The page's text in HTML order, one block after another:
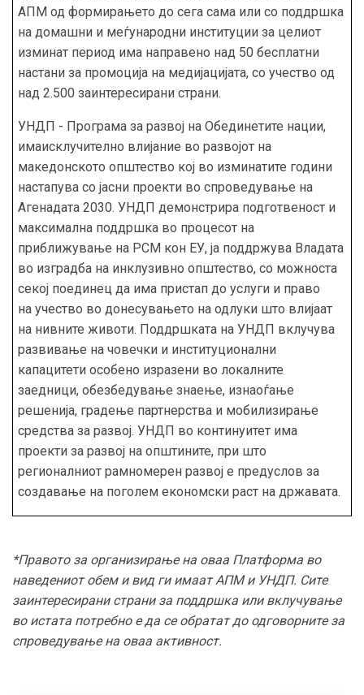
АПМ од формирањето до сега сама или со поддршка
на домашни и меѓународни институции за целиот
изминат период има направено над 50 бесплатни
настани за промоција на медијацијата, со учество од
над 2.500 заинтересирани страни.
УНДП - Програма за развој на Обединетите нации,
имаисклучително влијание во развојот на
македонското општество кој во изминатите години
настапува со јасни проекти во спроведување на
Агенадата 2030. УНДП демонстрира подготвеност и
максимална поддршка во процесот на
приближување на РСМ кон ЕУ, ја поддржува Владата
во изградба на инклузивно општество, со можноста
секој поединец да има пристап до услуги и право
на учество во донесувањето на одлуки што влијаат
на нивните животи. Поддршката на УНДП вклучува
развивање на човечки и институционални
капацитети особено изразени во локалните
заедници, обезбедување знаење, изнаоѓање
решенија, градење партнерства и мобилизирање
средства за развој. УНДП во континуитет има
проекти за развој на општините, при што
регионалниот рамномерен развој е предуслов за
создавање на поголем економски раст на државата.
*Правото за организирање на оваа Платформа во
наведениот обем и вид ги имаат АПМ и УНДП. Сите
заинтересирани страни за поддршка или вклучување
во истата потребно е да се обратат до одговорните за
спроведување на оваа активност.